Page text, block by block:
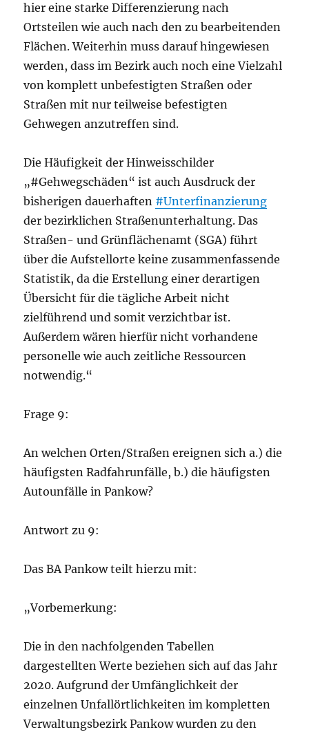
hier eine starke Differenzierung nach
Ortsteilen wie auch nach den zu bearbeitenden
Flächen. Weiterhin muss darauf hingewiesen
werden, dass im Bezirk auch noch eine Vielzahl
von komplett unbefestigten Straßen oder
Straßen mit nur teilweise befestigten
Gehwegen anzutreffen sind.
Die Häufigkeit der Hinweisschilder
„#Gehwegschäden“ ist auch Ausdruck der
bisherigen dauerhaften #Unterfinanzierung
der bezirklichen Straßenunterhaltung. Das
Straßen- und Grünflächenamt (SGA) führt
über die Aufstellorte keine zusammenfassende
Statistik, da die Erstellung einer derartigen
Übersicht für die tägliche Arbeit nicht
zielführend und somit verzichtbar ist.
Außerdem wären hierfür nicht vorhandene
personelle wie auch zeitliche Ressourcen
notwendig.“
Frage 9:
An welchen Orten/Straßen ereignen sich a.) die
häufigsten Radfahrunfälle, b.) die häufigsten
Autounfälle in Pankow?
Antwort zu 9:
Das BA Pankow teilt hierzu mit:
„Vorbemerkung:
Die in den nachfolgenden Tabellen
dargestellten Werte beziehen sich auf das Jahr
2020. Aufgrund der Umfänglichkeit der
einzelnen Unfallörtlichkeiten im kompletten
Verwaltungsbezirk Pankow wurden zu den